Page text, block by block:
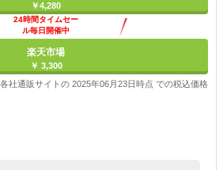
￥4,280
24時間タイムセー
ル毎日開催中
楽天市場
￥ 3,300
社通販サイトの 2025年06月23日時点 での税込価格